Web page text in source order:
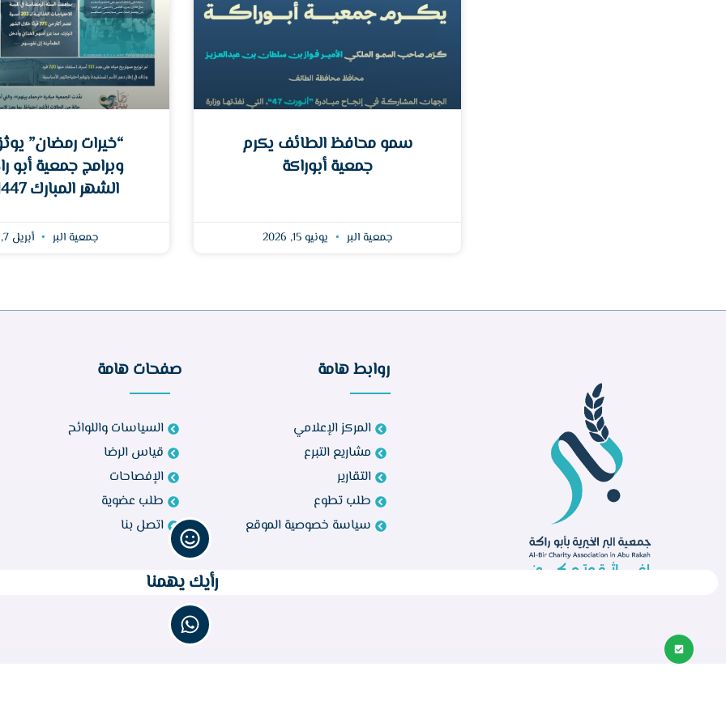
سمو محافظ الطائف يكرم
جمعية أبوراكة
جمعية البر يونيو 15, 2026
“خيرات رمضان”
وبرامج جمعية أبو
الشهر المبارك 1447-2026
جمعية البر أبريل 7, 2026
روابط هامة
المركز الإعلامي
مشاريع التبرع
التقارير
طلب تطوع
سياسة خصوصية الموقع
صفحات هامة
السياسات واللوائح
قياس الرضا
الإفصاحات
طلب عضوية
اتصل بنا
رأيك يهمنا